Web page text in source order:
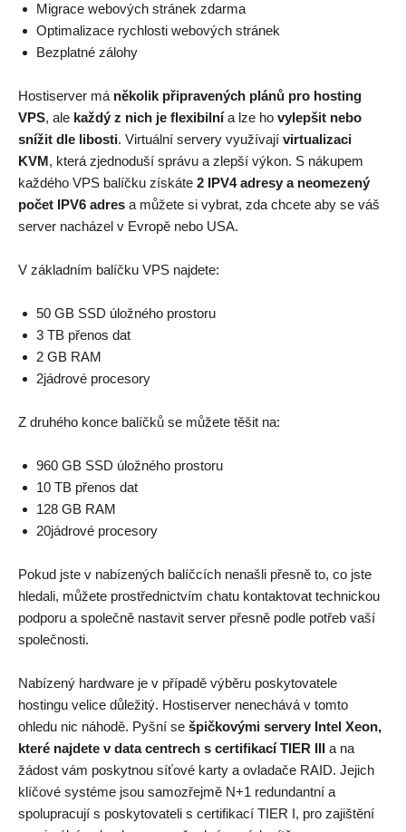
Migrace webových stránek zdarma
Optimalizace rychlosti webových stránek
Bezplatné zálohy
Hostiserver má několik připravených plánů pro hosting
VPS, ale každý z nich je flexibilnía lze ho vylepšit nebo
snížit dle libosti. Virtuální servery využívají virtualizaci
KVM, která zjednoduší správu a zlepší výkon. S nákupem
každého VPS balíčku získáte 2 IPV4 adresy a neomezený
počet IPV6 adres a můžete si vybrat, zda chcete aby se váš
server nacházel v Evropě nebo USA.
V základním balíčku VPS najdete:
50 GB SSD úložného prostoru
3 TB přenos dat
2 GB RAM
2jádrové procesory
Z druhého konce balíčků se můžete těšit na:
960 GB SSD úložného prostoru
10 TB přenos dat
128 GB RAM
20jádrové procesory
Pokud jste v nabízených balíčcích nenašli přesně to, co jste
hledali, můžete prostřednictvím chatu kontaktovat technickou
podporu a společně nastavit server přesně podle potřeb vaší
společnosti.
Nabízený hardware je v případě výběru poskytovatele
hostingu velice důležitý. Hostiserver nenechává v tomto
ohledu nic náhodě. Pyšní se špičkovými servery Intel Xeon,
které najdete v data centrech s certifikací TIER III a na
žádost vám poskytnou síťové karty a ovladače RAID. Jejich
klíčové systéme jsou samozřejmě N+1 redundantní a
spolupracují s poskytovateli s certifikací TIER I, pro zajištění